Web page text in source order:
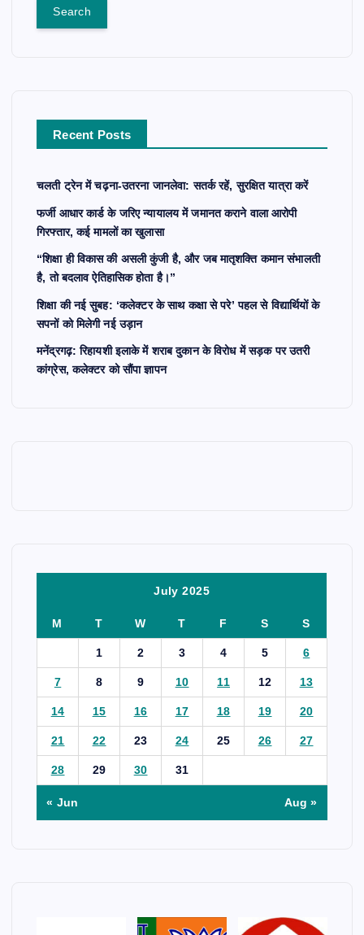
r
Recent Posts
चलती ट्रेन में चढ़ना-उतरना जानलेवा: सतर्क रहें, सुरक्षित यात्रा करें
फर्जी आधार कार्ड के जरिए न्यायालय में जमानत कराने वाला आरोपी
गिरफ्तार, कई मामलों का खुलासा
“शिक्षा ही विकास की असली कुंजी है, और जब मातृशक्ति कमान संभालती
है, तो बदलाव ऐतिहासिक होता है।”
शिक्षा की नई सुबह: ‘कलेक्टर के साथ कक्षा से परे’ पहल से विद्यार्थियों के
सपनों को मिलेगी नई उड़ान
मनेंद्रगढ़: रिहायशी इलाके में शराब दुकान के विरोध में सड़क पर उतरी
कांग्रेस, कलेक्टर को सौंपा ज्ञापन
July 2025
M T W T F S S
1 2 3 4 5 6
7 8 9 10 11 12 13
14 15 16 17 18 19 20
21 22 23 24 25 26 27
28 29 30 31
« Jun Aug »